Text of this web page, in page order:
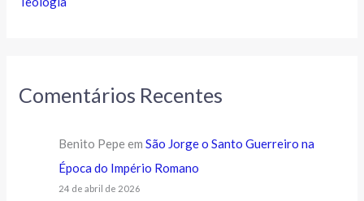
Comentários Recentes
Benito Pepe em São Jorge o Santo Guerreiro na
Época do Império Romano
24 de abril de 2026